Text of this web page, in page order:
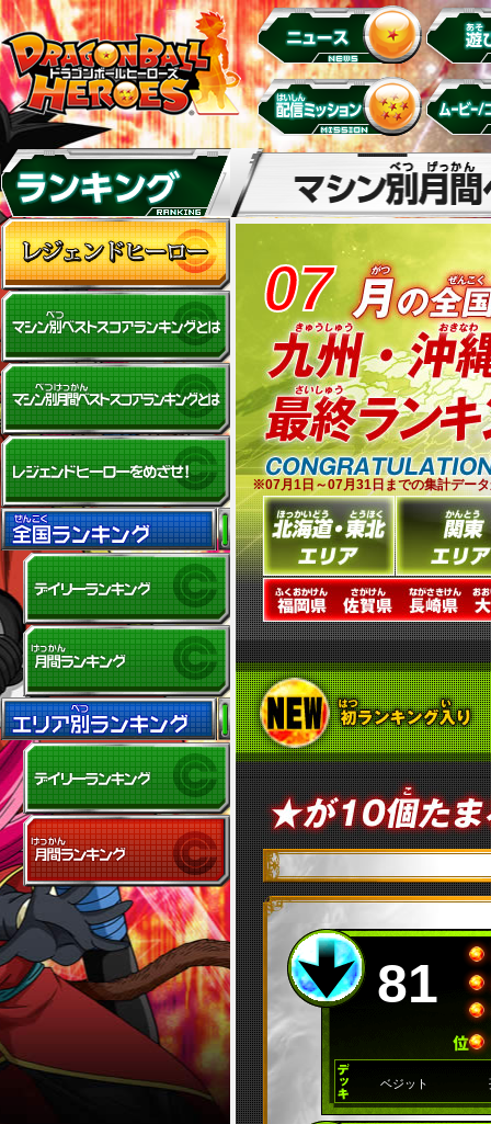
07
※07月1日～07月31日までの集計デー
81
ベジット